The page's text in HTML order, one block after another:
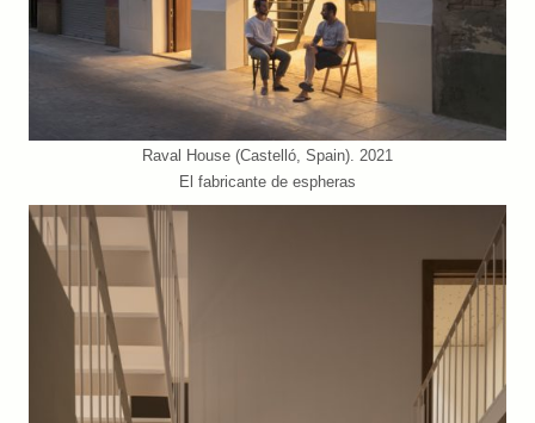
Raval House (Castelló, Spain). 2021
El fabricante de espheras